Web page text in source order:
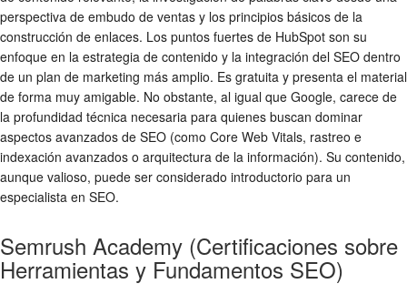
perspectiva de embudo de ventas y los principios básicos de la
construcción de enlaces. Los puntos fuertes de HubSpot son su
enfoque en la estrategia de contenido y la integración del SEO dentro
de un plan de marketing más amplio. Es gratuita y presenta el material
de forma muy amigable. No obstante, al igual que Google, carece de
la profundidad técnica necesaria para quienes buscan dominar
aspectos avanzados de SEO (como Core Web Vitals, rastreo e
indexación avanzados o arquitectura de la información). Su contenido,
aunque valioso, puede ser considerado introductorio para un
especialista en SEO.
Semrush Academy (Certificaciones sobre
Herramientas y Fundamentos SEO)